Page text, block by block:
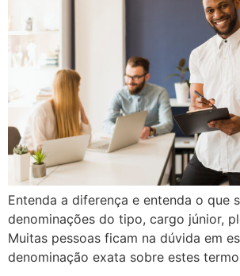
Entenda a diferença e entenda o que
denominações do tipo, cargo júnior,
Muitas pessoas ficam na dúvida em
denominação exata sobre estes